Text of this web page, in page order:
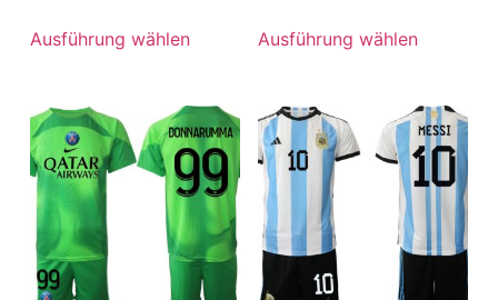
Ausführung wählen Ausführung wählen